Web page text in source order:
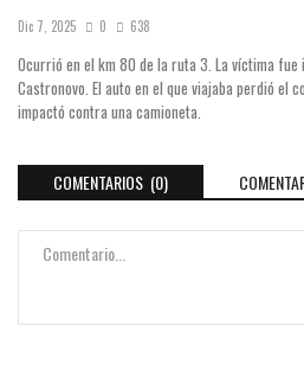
Dic 7, 2025 0 638
Ocurrió en el km 80 de la ruta 3. La víctima fue
Castronovo. El auto en el que viajaba perdió el
impactó contra una camioneta.
COMENTARIOS (0)